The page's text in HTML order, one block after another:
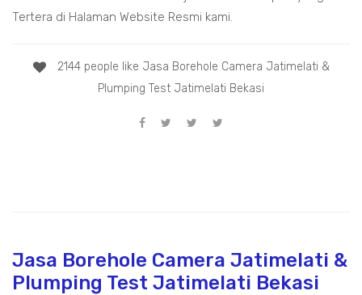
Tertera di Halaman Website Resmi kami.
2144 people like Jasa Borehole Camera Jatimelati &
Plumping Test Jatimelati Bekasi
Jasa Borehole Camera Jatimelati &
Plumping Test Jatimelati Bekasi